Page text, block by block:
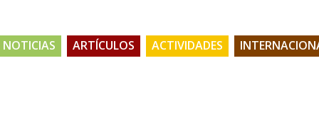
NOTICIAS ARTÍCULOS ACTIVIDADES